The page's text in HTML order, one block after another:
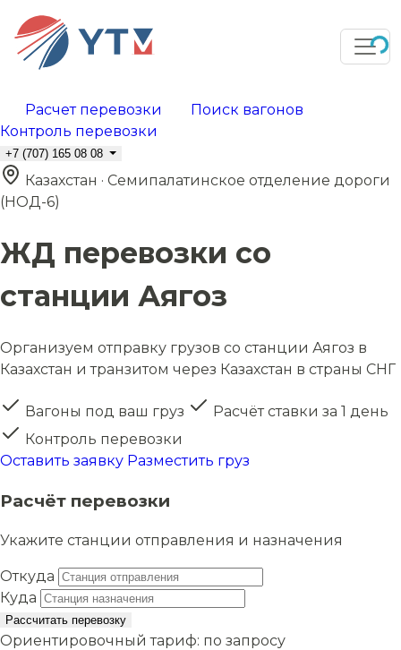
Расчет перевозки
Поиск вагонов
Контроль перевозки
+7 (707) 165 08 08
Казахстан · Семипалатинское отделение дороги
(НОД-6)
ЖД перевозки со
станции Аягоз
Организуем отправку грузов со станции Аягоз в
Казахстан и транзитом через Казахстан в страны СНГ
Вагоны под ваш груз
Расчёт ставки за 1 день
Контроль перевозки
Оставить заявку Разместить груз
Расчёт перевозки
Укажите станции отправления и назначения
Откуда
Куда
Рассчитать перевозку
Ориентировочный тариф: по запросу